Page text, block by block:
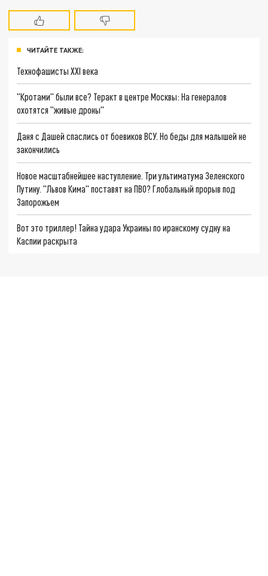
ЧИТАЙТЕ ТАКЖЕ:
Технофашисты XXI века
"Кротами" были все? Теракт в центре Москвы: На генералов
охотятся "живые дроны"
Даня с Дашей спаслись от боевиков ВСУ. Но беды для малышей не
закончились
Новое масштабнейшее наступление. Три ультиматума Зеленского
Путину. "Львов Кима" поставят на ПВО? Глобальный прорыв под
Запорожьем
Вот это триллер! Тайна удара Украины по иранскому судну на
Каспии раскрыта